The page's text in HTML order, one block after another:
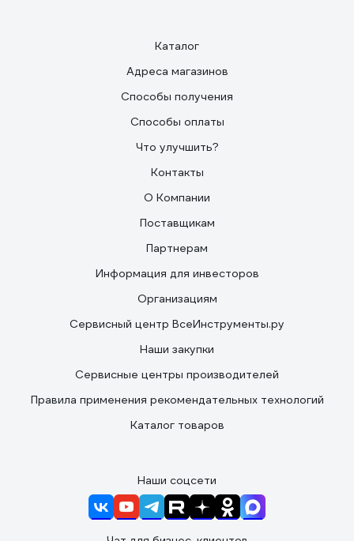
Каталог
Адреса магазинов
Способы получения
Способы оплаты
Что улучшить?
Контакты
О Компании
Поставщикам
Партнерам
Информация для инвесторов
Организациям
Сервисный центр ВсеИнструменты.ру
Наши закупки
Сервисные центры производителей
Правила применения рекомендательных технологий
Каталог товаров
Наши соцсети